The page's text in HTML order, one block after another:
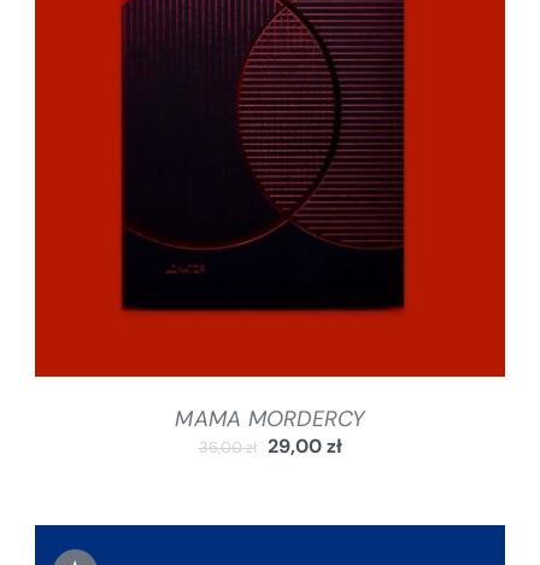
DODAJ DO KOSZYKA / SZCZEGÓŁY
MAMA MORDERCY
36,00zł 29,00zł